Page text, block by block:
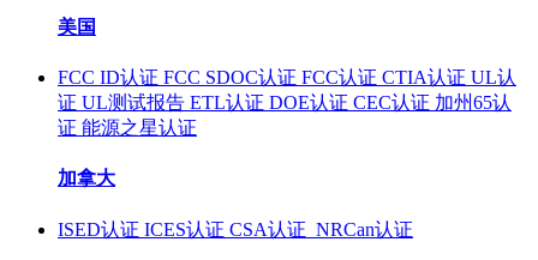
美国
FCC ID认证 FCC SDOC认证 FCC认证 CTIA认证 UL认
证 UL测试报告 ETL认证 DOE认证 CEC认证 加州65认
证 能源之星认证
加拿大
ISED认证 ICES认证 CSA认证 NRCan认证